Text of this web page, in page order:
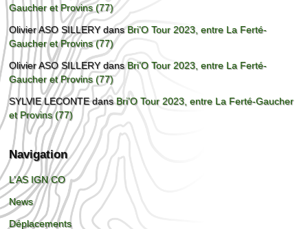
Gaucher et Provins (77)
Olivier ASO SILLERYdansBri’O Tour 2023, entre La Ferté-
Gaucher et Provins (77)
Olivier ASO SILLERYdansBri’O Tour 2023, entre La Ferté-
Gaucher et Provins (77)
SYLVIE LECONTEdansBri’O Tour 2023, entre La Ferté-Gaucher
et Provins (77)
Navigation
L’AS IGN CO
News
Déplacements